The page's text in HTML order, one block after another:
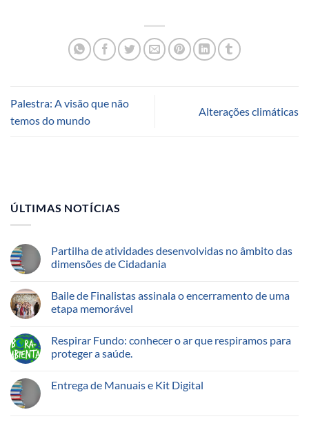
Palestra: A visão que não
temos do mundo
Alterações climáticas
ÚLTIMAS NOTÍCIAS
Partilha de atividades desenvolvidas no âmbito das
dimensões de Cidadania
Baile de Finalistas assinala o encerramento de uma
etapa memorável
Respirar Fundo: conhecer o ar que respiramos para
proteger a saúde.
Entrega de Manuais e Kit Digital